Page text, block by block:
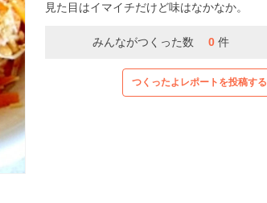
見た目はイマイチだけど味はなかなか。
みんながつくった数 0 件
つくったよレポートを投稿する